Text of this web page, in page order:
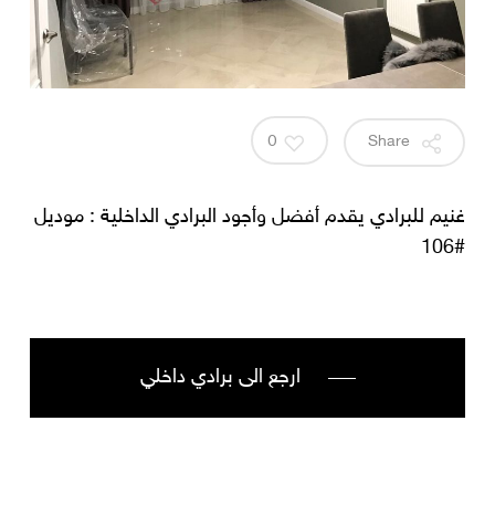
0
غنيم للبرادي يقدم أفضل وأجود البرادي الداخلية : موديل
#106
ارجع الى برادي داخلي